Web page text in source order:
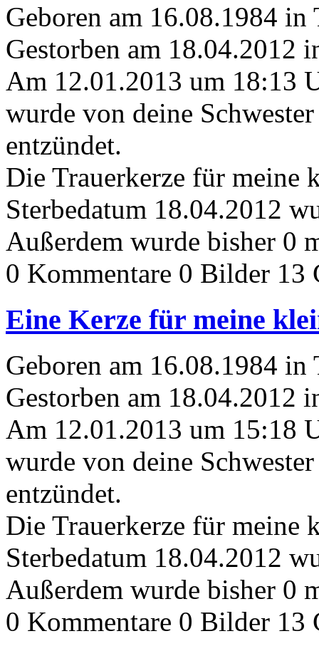
Geboren am 16.08.1984 in
Gestorben am 18.04.2012
Am 12.01.2013 um 18:13
wurde von deine
entzündet.
Die Trauerkerze für meine
Sterbedatum 18.04.2012
Außerdem wurde bisher 0
0 Kommentare 0 Bilder 13
Eine Kerze für meine
Geboren am 16.08.1984 in
Gestorben am 18.04.2012
Am 12.01.2013 um 15:18
wurde von deine
entzündet.
Die Trauerkerze für meine
Sterbedatum 18.04.2012
Außerdem wurde bisher 0
0 Kommentare 0 Bilder 13